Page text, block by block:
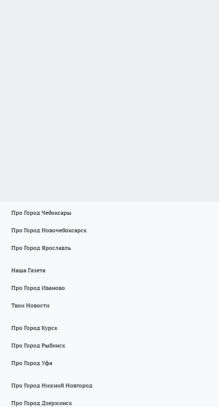
Про Город Чебоксары
Про Город Новочебоксарск
Про Город Ярославль
Наша Газета
Про Город Иваново
Твои Новости
Про Город Курск
Про Город Рыбинск
Про Город Уфа
Про Город Нижний Новгород
Про Город Дзержинск